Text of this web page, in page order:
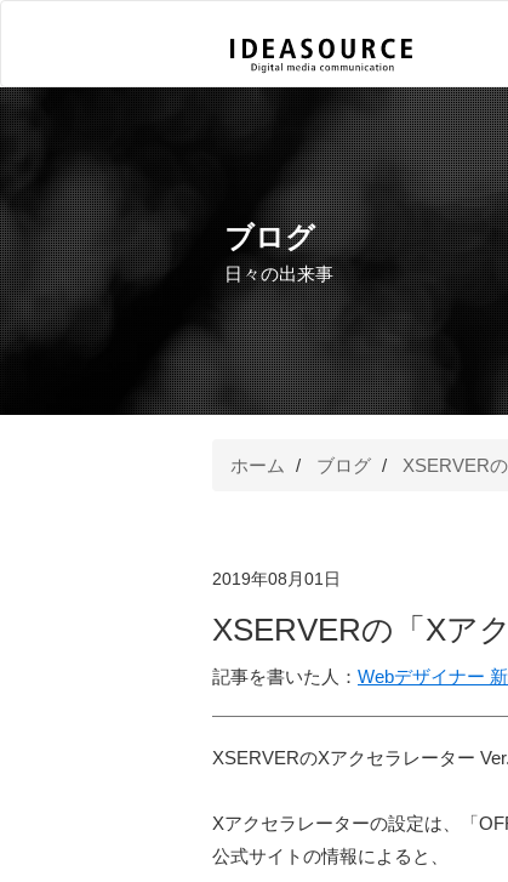
ブログ
日々の出来事
ホーム ブログ XSERVER
2019年08月01日
XSERVERの「Xア
記事を書いた人： Webデザイナー
XSERVERのXアクセラレーター
Xアクセラレーターの設定は、「
公式サイトの情報によると、